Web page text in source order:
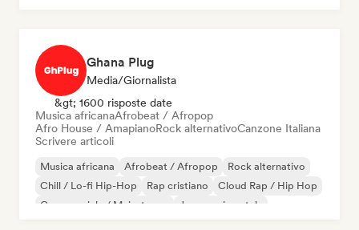
Ghana Plug
Media/Giornalista
&gt; 1600 risposte date
Musica africanaAfrobeat / Afropop
Afro House / AmapianoRock alternativoCanzone Italiana
Scrivere articoli
Musica africana Afrobeat / Afropop
Rock alternativo
Chill / Lo-fi Hip-Hop
Rap cristiano
Cloud Rap / Hip Hop
Commerciale / Mainstream
Jazz sperimentale